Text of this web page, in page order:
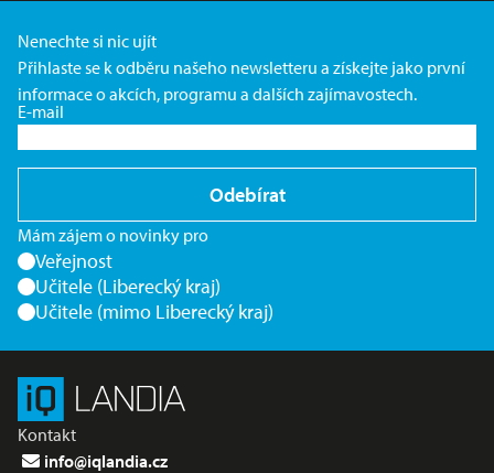
Nenechte si nic ujít
Přihlaste se k odběru našeho newsletteru a získejte jako první
informace o akcích, programu a dalších zajímavostech.
E-mail
Odebírat
Mám zájem o novinky pro
Veřejnost
Učitele (Liberecký kraj)
Učitele (mimo Liberecký kraj)
Kontakt
info@iqlandia.cz